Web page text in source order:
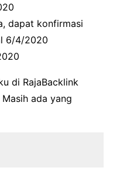
dapat konfirmasi
6/4/2020
di RajaBacklink
ada yang